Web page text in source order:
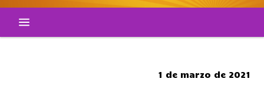
1 de marzo de 2021